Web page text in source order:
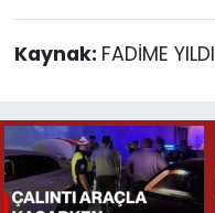
Kaynak: FADİME